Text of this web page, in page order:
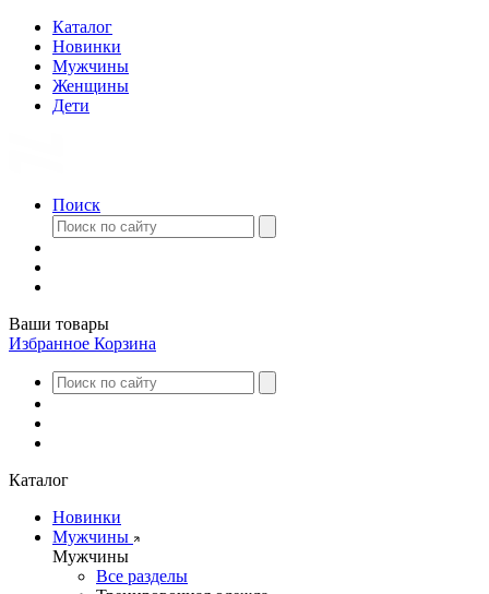
Каталог
Новинки
Мужчины
Женщины
Дети
Поиск
Ваши товары
Избранное Корзина
Каталог
Новинки
Мужчины
Мужчины
Все разделы